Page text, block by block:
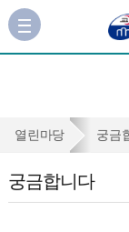
사
이
가
궁
합
열린마당 궁금
궁금합니다